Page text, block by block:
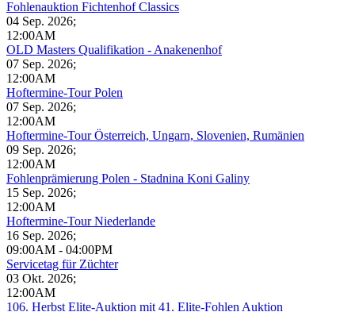
Fohlenauktion Fichtenhof Classics
04 Sep. 2026;
12:00AM
OLD Masters Qualifikation - Anakenenhof
07 Sep. 2026;
12:00AM
Hoftermine-Tour Polen
07 Sep. 2026;
12:00AM
Hoftermine-Tour Österreich, Ungarn, Slovenien, Rumänien
09 Sep. 2026;
12:00AM
Fohlenprämierung Polen - Stadnina Koni Galiny
15 Sep. 2026;
12:00AM
Hoftermine-Tour Niederlande
16 Sep. 2026;
09:00AM - 04:00PM
Servicetag für Züchter
03 Okt. 2026;
12:00AM
106. Herbst Elite-Auktion mit 41. Elite-Fohlen Auktion